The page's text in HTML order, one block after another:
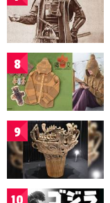
8
9
10